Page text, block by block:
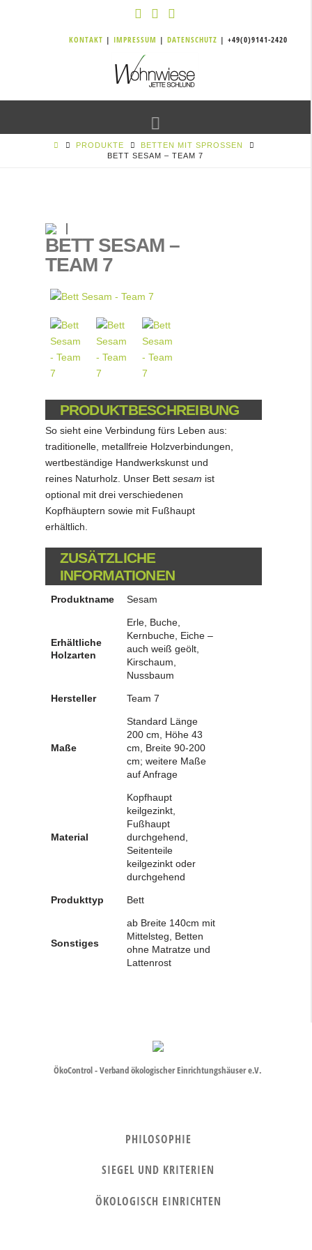
KONTAKT | IMPRESSUM | DATENSCHUTZ | +49(0)9141-2420
PRODUKTE
BETTEN MIT SPROSSEN
BETT SESAM – TEAM 7
BETT SESAM –
TEAM 7
PRODUKTBESCHREIBUNG
So sieht eine Verbindung fürs Leben aus:
traditionelle, metallfreie Holzverbindungen,
wertbeständige Handwerkskunst und
reines Naturholz. Unser Bett sesam ist
optional mit drei verschiedenen
Kopfhäuptern sowie mit Fußhaupt
erhältlich.
ZUSÄTZLICHE
INFORMATIONEN
Produktname Sesam
Erhältliche
Holzarten
Erle, Buche,
Kernbuche, Eiche –
auch weiß geölt,
Kirschaum,
Nussbaum
Hersteller Team 7
Maße
Standard Länge
200 cm, Höhe 43
cm, Breite 90-200
cm; weitere Maße
auf Anfrage
Material
Kopfhaupt
keilgezinkt,
Fußhaupt
durchgehend,
Seitenteile
keilgezinkt oder
durchgehend
Produkttyp Bett
Sonstiges
ab Breite 140cm mit
Mittelsteg, Betten
ohne Matratze und
Lattenrost
ÖkoControl - Verband ökologischer Einrichtungshäuser e.V.
PHILOSOPHIE
SIEGEL UND KRITERIEN
ÖKOLOGISCH EINRICHTEN